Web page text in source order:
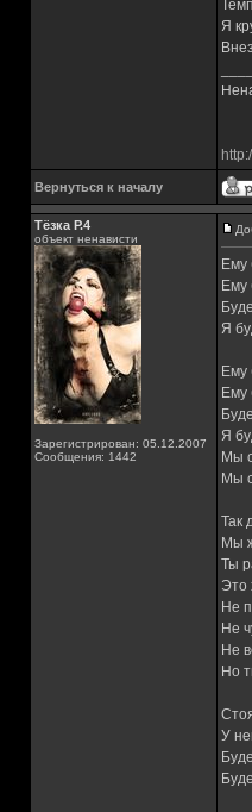
Я
Вернуться к началу
Тёзка Р.4
объект ненависти
Зарегистрирован: 05.12.2007
Сообщения: 1442
Ему
Ему
Я
Ему
Ему
Я
Мы
Мы
Так
Мы
Ты
Это
Не
Не
Не
Но
У